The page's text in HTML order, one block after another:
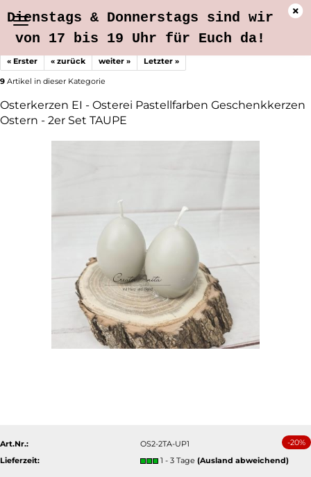
Dienstags & Donnerstags sind wir
von 17 bis 19 Uhr für Euch da!
« Erster « zurück weiter » Letzter »
9 Artikel in dieser Kategorie
Osterkerzen EI - Osterei Pastellfarben Geschenkkerzen
Ostern - 2er Set TAUPE
-20%
Art.Nr.:
OS2-2TA-UP1
Lieferzeit:
1 - 3 Tage (Ausland abweichend)